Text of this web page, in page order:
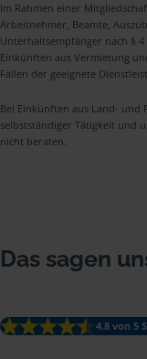
Im Rahmen einer
Arbeitnehmer, Beamte,
Unterhaltsempfänger nach § 4
Einkünften aus Vermietung
Fällen der geeignete
Bei Einkünften aus Land- und
selbstständiger Tätigkeit und
nicht beraten.
Das sagen
4.8 von 5